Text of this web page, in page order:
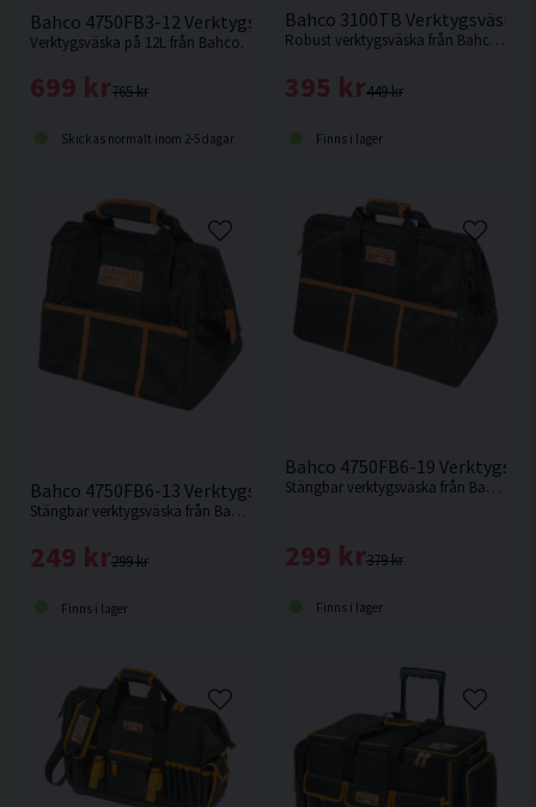
Bahco 4750FB3-12 Verktygsväska 12L
Verktygsväska på 12L från Bahco.
765 kr
699 kr
Skickas normalt inom 2-5 dagar
Bahco 3100TB Verktygsväska
Robust verktygsväska från Bahco axelrem & hård botten .
449 kr
395 kr
Finns i lager
Bahco 4750FB6-13 Verktygsväska 21L
Stängbar verktygsväska från Bahco som rymmer 21L.
299 kr
249 kr
Finns i lager
Bahco 4750FB6-19
Stängbar verktygsväska från Bahco som rymmer hela 36L.
379 kr
299 kr
Finns i lager